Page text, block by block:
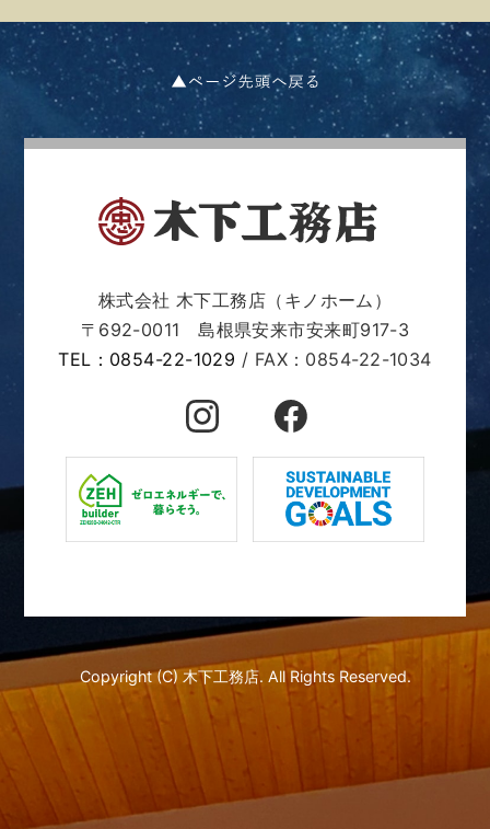
2023年06月 (14)
2023年05月 (7)
2023年04月 (7)
2022年07月 (4)
2022年03月 (21)
2022年02月 (21)
2021年12月 (21)
2021年11月 (22)
2021年10月 (19)
株式会社 木下工務店（キノホーム）
〒692-0011 島根県安来市安来町917-3
TEL：0854-22-1029 / FAX：0854-22-1034
Copyright (C) 木下工務店. All Rights Reserved.